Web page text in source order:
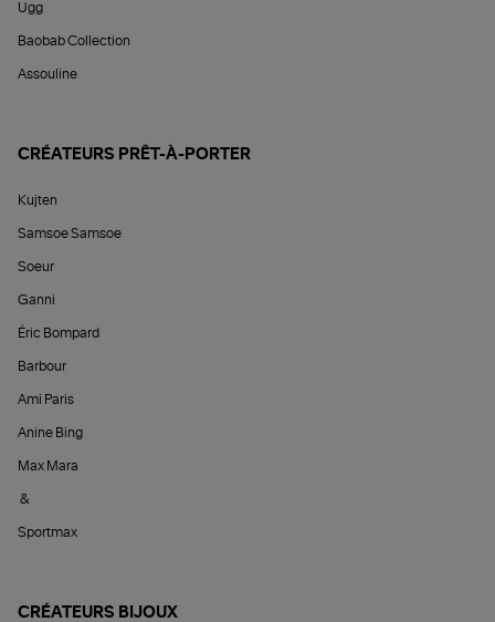
Ugg
Baobab Collection
Assouline
CRÉATEURS PRÊT-À-PORTER
Kujten
Samsoe Samsoe
Soeur
Ganni
Éric Bompard
Barbour
Ami Paris
Anine Bing
Max Mara
&
Sportmax
CRÉATEURS BIJOUX